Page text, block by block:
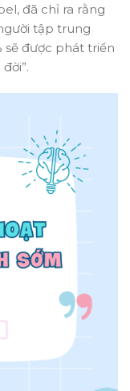
đã chỉ ra rằng
tập trung
sẽ được phát triển